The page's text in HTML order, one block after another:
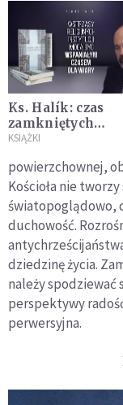
Ks. Halík: czas
zamkniętych
kościołów
przyszłość
KSIĄŻKI
powierzchownej,
Kościoła nie
światopoglądowo,
duchowość.
dziedzinę życia.
należy
perspektywy
perwersyjna.